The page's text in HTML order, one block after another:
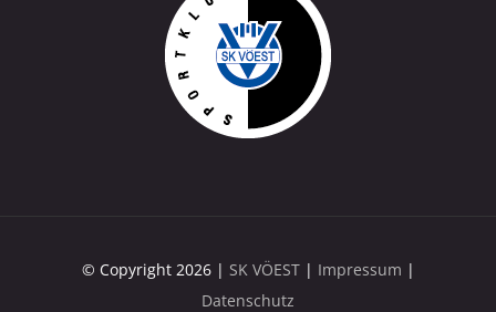
© Copyright 2026 | SK VÖEST| Impressum |
Datenschutz